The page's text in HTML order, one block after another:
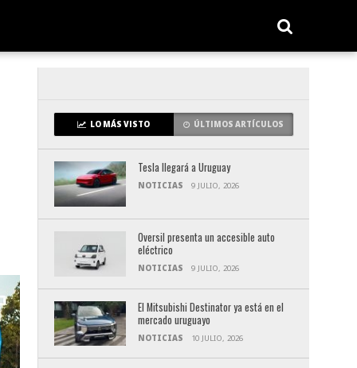
LO MÁS VISTO ÚLTIMOS ARTÍCULOS
Tesla llegará a Uruguay
NOTICIAS 9 JULIO, 2026
Oversil presenta un accesible auto
eléctrico
NOTICIAS 9 JULIO, 2026
El Mitsubishi Destinator ya está en el
mercado uruguayo
NOTICIAS 10 JULIO, 2026